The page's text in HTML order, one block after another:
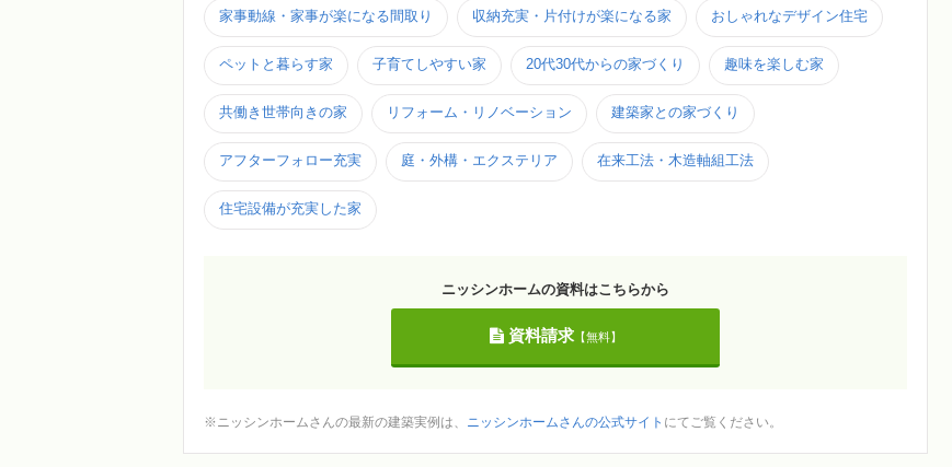
家事動線・家事が楽になる間取り 収納充実・片付けが楽になる家 おしゃれなデザイン住宅
ペットと暮らす家 子育てしやすい家 20代30代からの家づくり 趣味を楽しむ家
共働き世帯向きの家 リフォーム・リノベーション 建築家との家づくり
アフターフォロー充実 庭・外構・エクステリア 在来工法・木造軸組工法
住宅設備が充実した家
ニッシンホームの資料はこちらから
資料請求【無料】
※ニッシンホームさんの最新の建築実例は、 ニッシンホームさんの公式サイト にてご覧ください。